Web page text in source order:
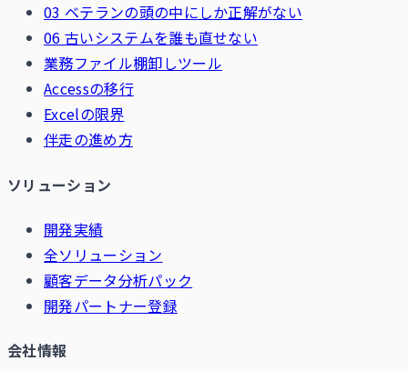
03 ベテランの頭の中にしか正解がない
06 古いシステムを誰も直せない
業務ファイル棚卸しツール
Accessの移行
Excelの限界
伴走の進め方
ソリューション
開発実績
全ソリューション
顧客データ分析パック
開発パートナー登録
会社情報